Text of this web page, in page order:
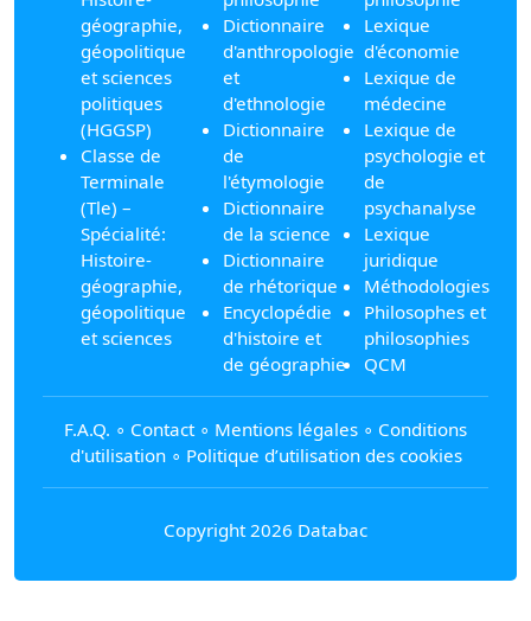
géographie,
géopolitique
et sciences
politiques
(HGGSP)
Classe de
Terminale
(Tle) –
Spécialité:
Histoire-
géographie,
géopolitique
et sciences
Dictionnaire
d'anthropologie
et
d'ethnologie
Dictionnaire
de
l'étymologie
Dictionnaire
de la science
Dictionnaire
de rhétorique
Encyclopédie
d'histoire et
de géographie
Lexique
d'économie
Lexique de
médecine
Lexique de
psychologie et
de
psychanalyse
Lexique
juridique
Méthodologies
Philosophes et
philosophies
QCM
F.A.Q. ∘ Contact∘ Mentions légales ∘ Conditions
d'utilisation∘ Politique d’utilisation des cookies
Copyright 2026 Databac